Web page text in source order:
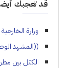
قد تعجبك
وزارة
((المشهد
الكتل بين